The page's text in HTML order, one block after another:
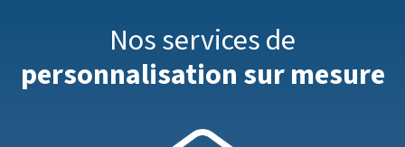
Nos services de
personnalisation sur mesure